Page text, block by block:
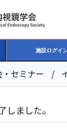
施設ログイ
セミナー
しました。